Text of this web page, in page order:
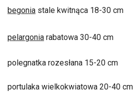
begonia stale kwitnąca 18-30 cm
pelargonia rabatowa 30-40 cm
polegnatka rozesłana 15-20 cm
portulaka wielkokwiatowa 20-40 cm